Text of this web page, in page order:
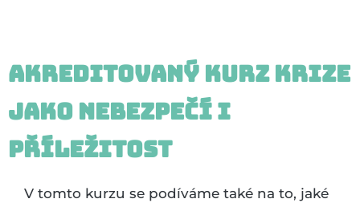
Akreditovaný kurz Krize
jako nebezpečí i
příležitost
V tomto kurzu se podíváme také na to, jaké